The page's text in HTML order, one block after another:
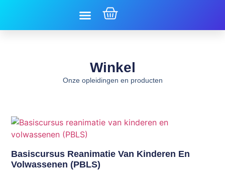
Winkel
Onze opleidingen en producten
Basiscursus Reanimatie Van Kinderen En
Volwassenen (PBLS)